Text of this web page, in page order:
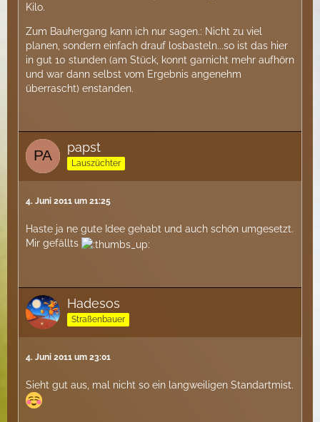
Kilo.
Zum Bauhergang kann ich nur sagen.: Nicht zu viel
planen, sondern einfach drauf losbasteln...so ist das hier
in gut 10 stunden (am Stück, konnt garnicht mehr aufhörn
und war dann selbst vom Ergebnis angenehm
überrascht) enstanden.
papst
Lauszüchter
4. Juni 2011 um 21:25
Haste ja ne gute Idee gehabt und auch schön umgesetzt.
Mir gefällts
Hadesos
Straßenbauer
4. Juni 2011 um 23:01
Sieht gut aus, mal nicht so ein langweiligen Standartmist.